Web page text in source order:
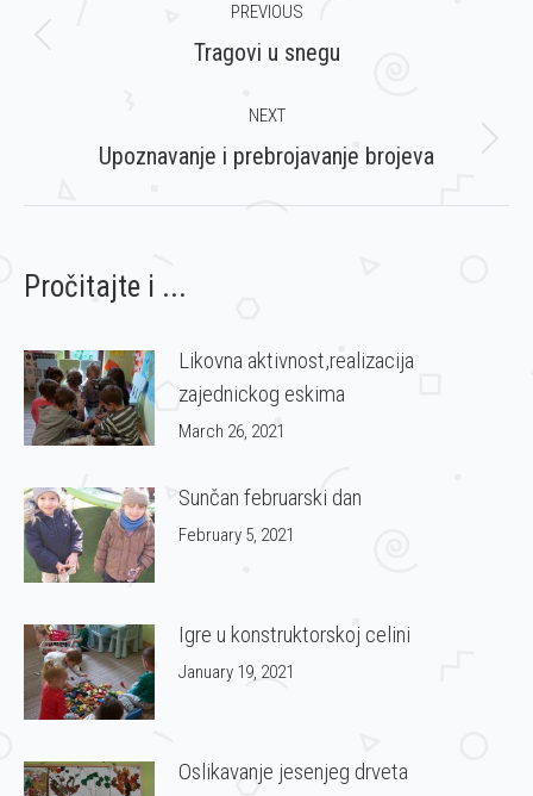
navigation
PREVIOUS
Previous
Tragovi u snegu
NEXT
Next
Upoznavanje i prebrojavanje brojeva
Pročitajte i ...
Likovna aktivnost,realizacija
zajednickog eskima
March 26, 2021
Sunčan februarski dan
February 5, 2021
Igre u konstruktorskoj celini
January 19, 2021
Oslikavanje jesenjeg drveta